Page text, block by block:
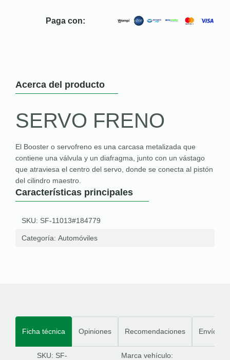
Paga con:
Acerca del producto
SERVO FRENO
El Booster o servofreno es una carcasa metalizada que
contiene una válvula y un diafragma, junto con un vástago
que atraviesa el centro del servo, donde se conecta al pistón
del cilindro maestro.
Características principales
SKU: SF-11013#184779
Categoría: Automóviles
Ficha técnica Opiniones Recomendaciones Envíos
SKU: SF-
Marca vehículo: